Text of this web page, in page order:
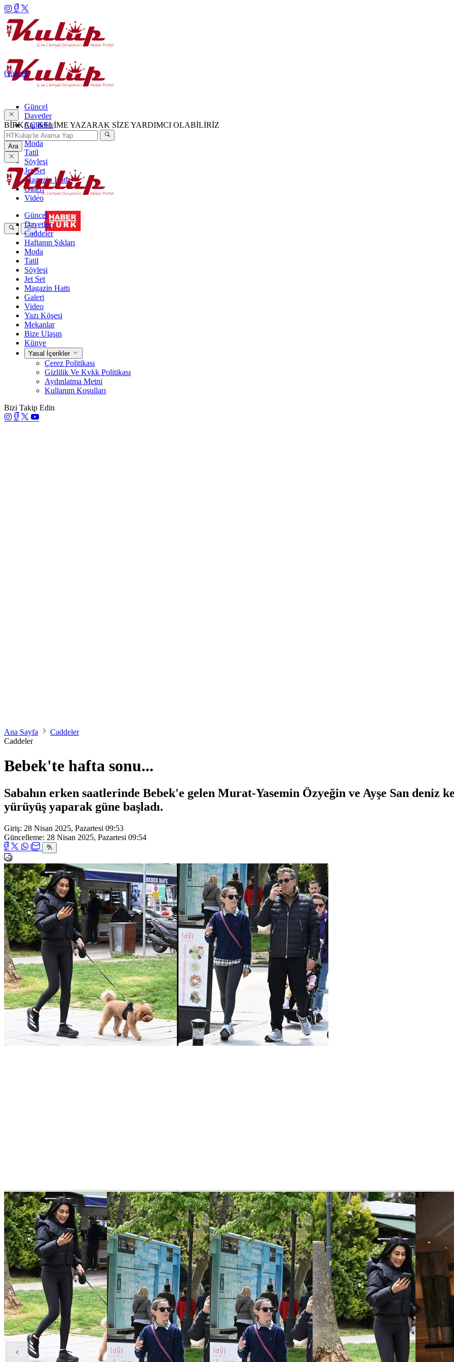
Güncel
Davetler
Caddeler
Haftanın Şıkları
Moda
Tatil
Söyleşi
Jet Set
Magazin Hattı
Galeri
Video
Güncel
BİRKAÇ KELİME YAZARAK SİZE YARDIMCI OLABİLİRİZ
Ara
Güncel
Davetler
Caddeler
Haftanın Şıkları
Moda
Tatil
Söyleşi
Jet Set
Magazin Hattı
Galeri
Video
Yazı Köşesi
Mekanlar
Bize Ulaşın
Künye
Yasal İçerikler
Çerez Politikası
Gizlilik Ve Kvkk Politikası
Aydınlatma Metni
Kullanım Koşulları
Bizi Takip Edin
Ana Sayfa
Caddeler
Caddeler
Bebek'te hafta sonu...
Sabahın erken saatlerinde Bebek'e gelen Murat-Yasemin Özyeğin ve Ayşe San deniz
yürüyüş yaparak güne başladı.
Giriş: 28 Nisan 2025, Pazartesi 09:53
Güncelleme: 28 Nisan 2025, Pazartesi 09:54